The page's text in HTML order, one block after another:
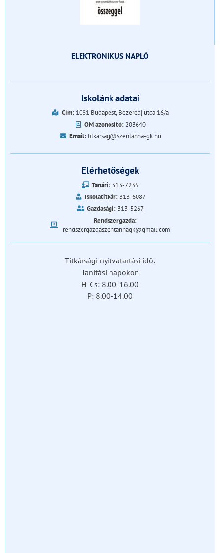
ELEKTRONIKUS NAPLÓ
Iskolánk adatai
Cím:1081 Budapest, Bezerédj utca 16/a
OM azonosító: 203640
Email:titkarsag@szentanna-gk.hu
Elérhetőségek
Tanári: 313-7235
Iskolatitkár:313-6087
Gazdasági:313-5267
Rendszergazda:
rendszergazdaszentannagk@gmail.com
Titkársági nyitvatartási idő:
Tanítási napokon
H-Cs: 8.00-16.00
P: 8.00-14.00